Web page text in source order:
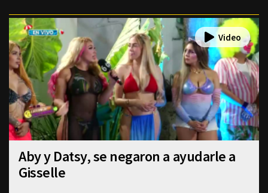
Aby y Datsy, se negaron a ayudarle a
Gisselle